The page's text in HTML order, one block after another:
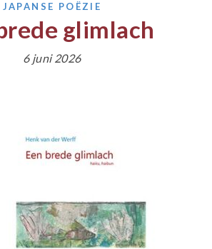
JAPANSE POËZIE
glimlach
6 juni 2026